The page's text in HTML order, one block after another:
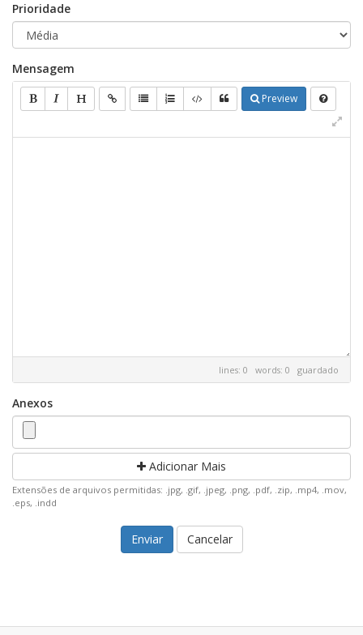
Prioridade
Mensagem
Preview
lines: 0 words: 0 guardado
Anexos
Adicionar Mais
Extensões de arquivos permitidas: .jpg, .gif, .jpeg, .png, .pdf, .zip, .mp4, .mov,
.eps, .indd
Cancelar